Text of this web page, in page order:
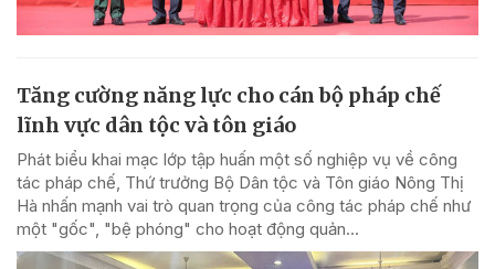
Tăng cường năng lực cho cán bộ pháp chế
lĩnh vực dân tộc và tôn giáo
Phát biểu khai mạc lớp tập huấn một số nghiệp vụ về công
tác pháp chế, Thứ trưởng Bộ Dân tộc và Tôn giáo Nông Thị
Hà nhấn mạnh vai trò quan trọng của công tác pháp chế như
một "gốc", "bệ phóng" cho hoạt động quản...